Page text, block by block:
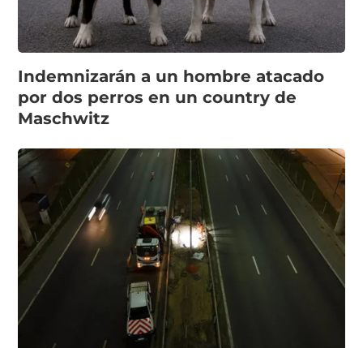
Indemnizarán a un hombre atacado
por dos perros en un country de
Maschwitz